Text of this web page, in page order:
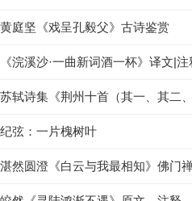
黄庭坚《戏呈孔毅父》古诗鉴赏
《浣溪沙·一曲新词酒一杯》译文|
苏轼诗集《荆州十首（其一、其二
纪弦：一片槐树叶
湛然圆澄《白云与我最相知》佛门